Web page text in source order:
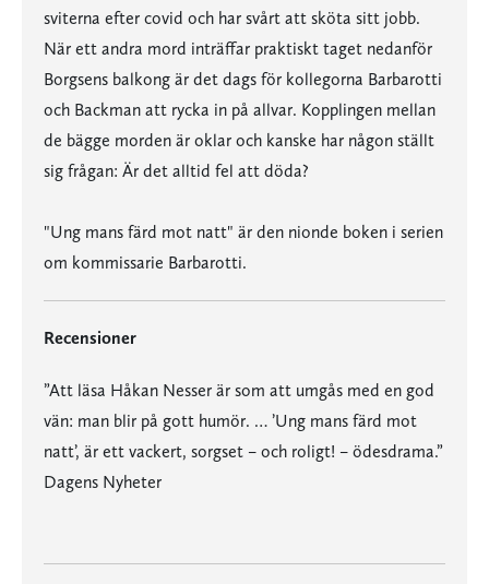
sviterna efter covid och har svårt att sköta sitt jobb.
När ett andra mord inträffar praktiskt taget nedanför
Borgsens balkong är det dags för kollegorna Barbarotti
och Backman att rycka in på allvar. Kopplingen mellan
de bägge morden är oklar och kanske har någon ställt
sig frågan: Är det alltid fel att döda?
"Ung mans färd mot natt" är den nionde boken i serien
om kommissarie Barbarotti.
Recensioner
”Att läsa Håkan Nesser är som att umgås med en god
vän: man blir på gott humör. … ’Ung mans färd mot
natt’, är ett vackert, sorgset – och roligt! – ödesdrama.”
Dagens Nyheter